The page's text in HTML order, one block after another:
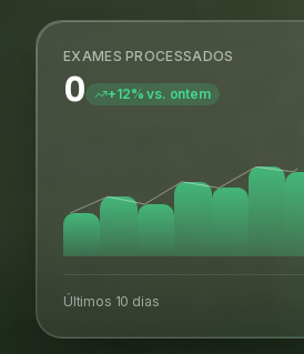
EXAMES PROCESSADOS
0 +12% vs. ontem
Últimos 10 dias